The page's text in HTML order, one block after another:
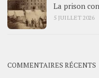
La prison
5 JUILLET 2026
COMMENTAIRES RÉCENTS